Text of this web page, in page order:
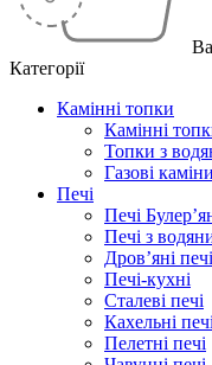
Категорії
Камінні топки
Камінні
Топки з
Газові каміни
Печі
Печі
Печі з
Дров’яні
Печі-кухні
Сталеві печі
Кахельні печі
Пелетні печі